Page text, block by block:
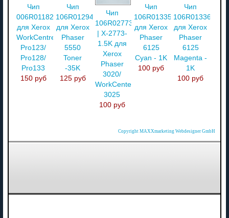
Чип
006R01182
для Xerox
WorkCentre
Pro123/
Pro128/
Pro133
150 руб
Чип
106R01294
для Xerox
Phaser
5550
Toner
-35K
125 руб
Чип
106R02773
| X-2773-
1.5K для
Xerox
Phaser
3020/
WorkCenter
3025
100 руб
Чип
106R01335
для Xerox
Phaser
6125
Cyan - 1K
100 руб
Чип
106R01336
для Xerox
Phaser
6125
Magenta -
1K
100 руб
Copyright MAXXmarketing Webdesigner GmbH